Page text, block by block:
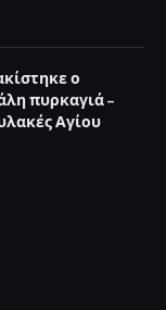
ο
πυρκαγιά –
Αγίου